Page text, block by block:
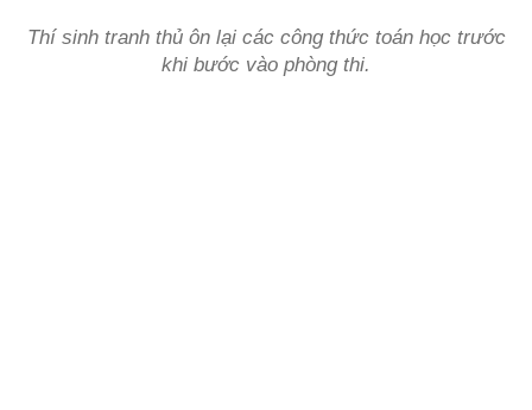
Thí sinh tranh thủ ôn lại các công thức toán học trước
khi bước vào phòng thi.